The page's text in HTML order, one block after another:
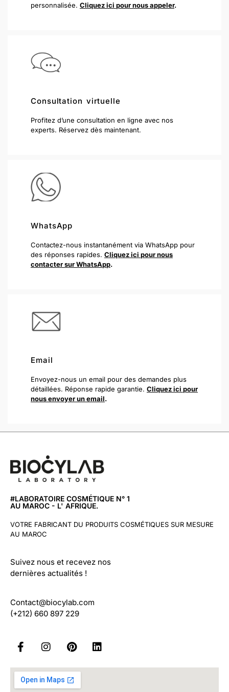
personnalisée. Cliquez ici pour nous appeler.
Consultation virtuelle
Profitez d’une consultation en ligne avec nos
experts. Réservez dès maintenant.
WhatsApp
Contactez-nous instantanément via WhatsApp pour
des réponses rapides. Cliquez ici pour nous
contacter sur WhatsApp.
Email
Envoyez-nous un email pour des demandes plus
détaillées. Réponse rapide garantie. Cliquez ici pour
nous envoyer un email.
#LABORATOIRE COSMÉTIQUE N° 1
AU MAROC - L' AFRIQUE.
VOTRE FABRICANT DU PRODUITS COSMÉTIQUES SUR MESURE
AU MAROC
Suivez nous et recevez nos
dernières actualités !
Contact@biocylab.com
(+212) 660 897 229